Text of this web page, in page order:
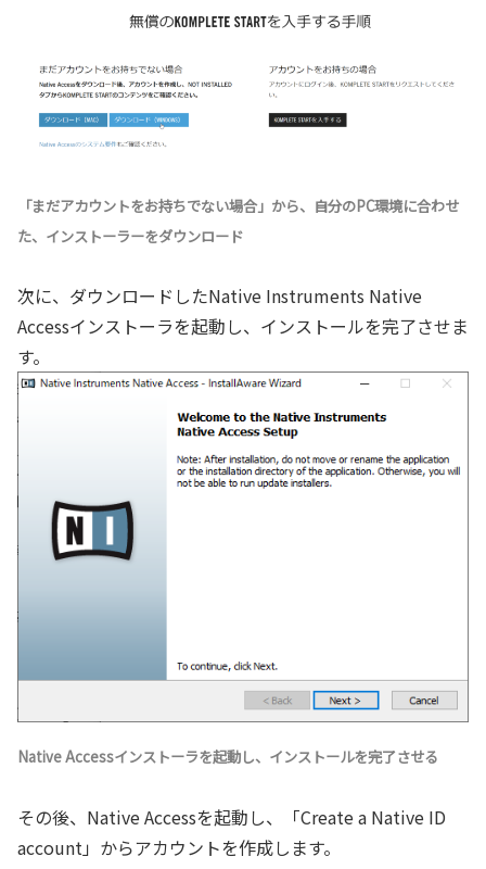
「まだアカウントをお持ちでない場合」から、自分のPC環境に合わせ
た、インストーラーをダウンロード
次に、ダウンロードしたNative Instruments Native
Accessインストーラを起動し、インストールを完了させま
す。
Native Accessインストーラを起動し、インストールを完了させる
その後、Native Accessを起動し、「Create a Native ID
account」からアカウントを作成します。